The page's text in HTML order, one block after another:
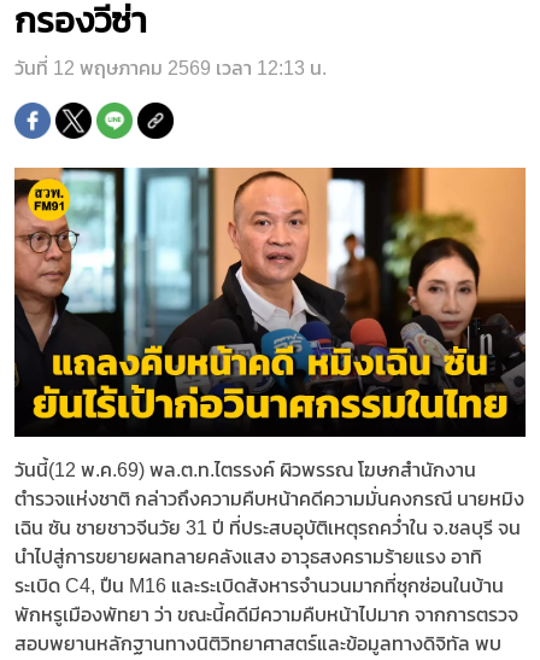
กรองวีซ่า
วันที่ 12 พฤษภาคม 2569 เวลา 12:13 น.
วันนี้(12 พ.ค.69) พล.ต.ท.ไตรรงค์ ผิวพรรณ โฆษกสำนักงาน
ตำรวจแห่งชาติ กล่าวถึงความคืบหน้าคดีความมั่นคงกรณี นายหมิง
เฉิน ซัน ชายชาวจีนวัย 31 ปี ที่ประสบอุบัติเหตุรถคว่ำใน จ.ชลบุรี จน
นำไปสู่การขยายผลทลายคลังแสง อาวุธสงครามร้ายแรง อาทิ
ระเบิด C4, ปืน M16 และระเบิดสังหารจำนวนมากที่ซุกซ่อนในบ้าน
พักหรูเมืองพัทยา ว่า ขณะนี้คดีมีความคืบหน้าไปมาก จากการตรวจ
สอบพยานหลักฐานทางนิติวิทยาศาสตร์และข้อมูลทางดิจิทัล พบ